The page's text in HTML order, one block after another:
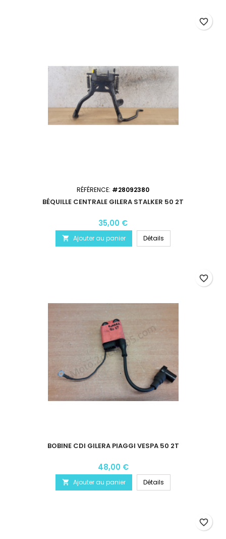
RÉFÉRENCE: #28092380
BÉQUILLE CENTRALE GILERA STALKER 50 2T
35,00 €
 Ajouter au panier Détails
favorite_border
BOBINE CDI GILERA PIAGGI VESPA 50 2T
48,00 €
 Ajouter au panier Détails
favorite_border
favorite_border